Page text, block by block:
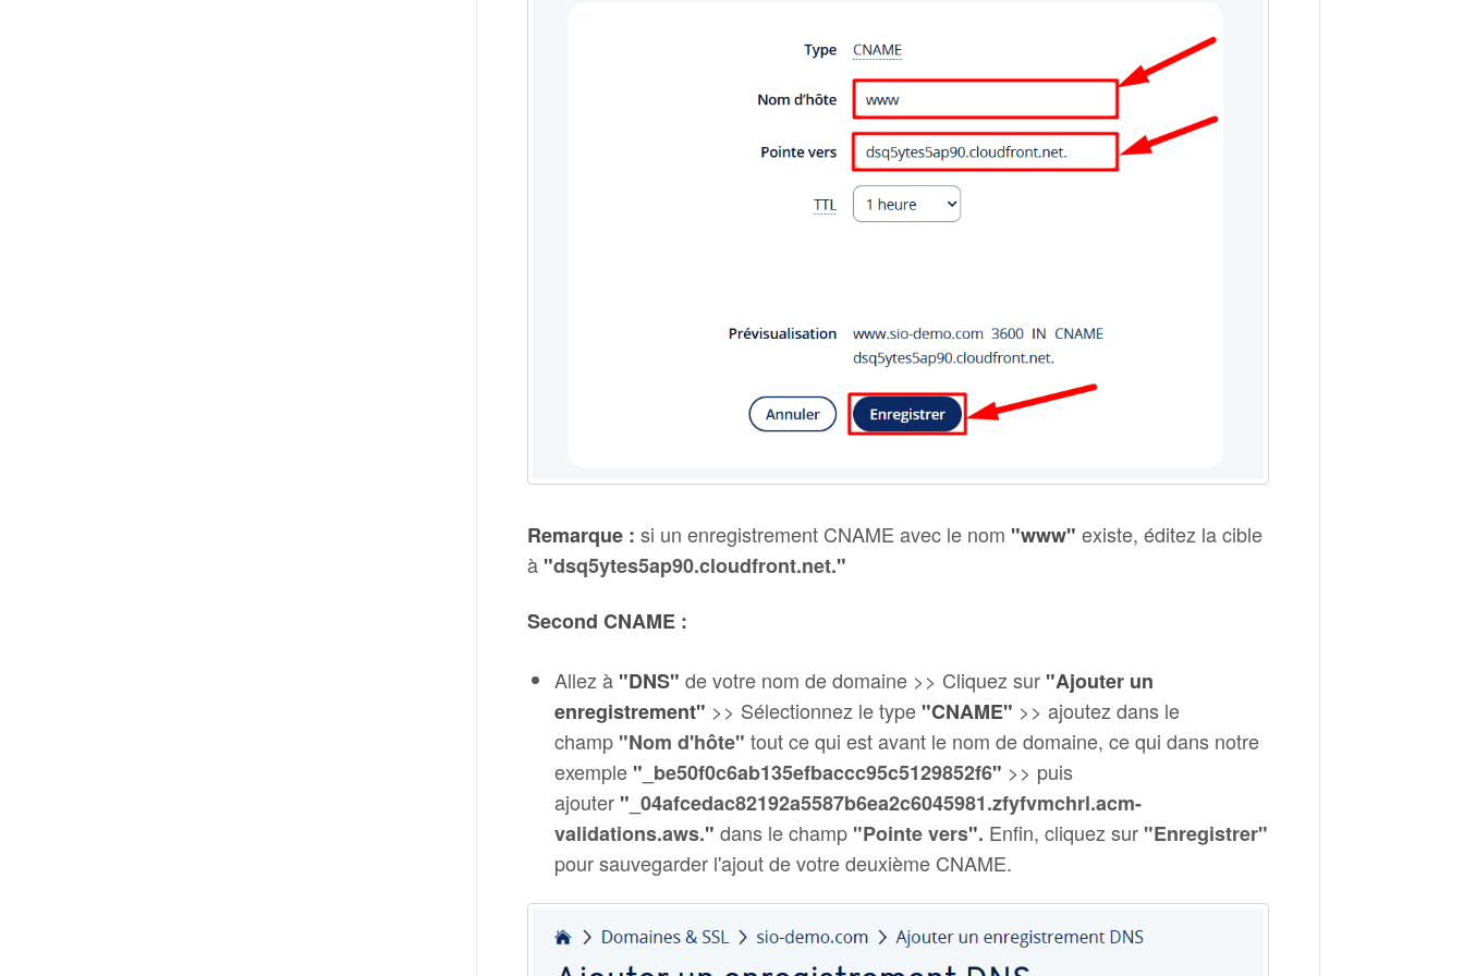
Remarque : si un enregistrement CNAME avec le nom "www" existe, éditez la cible
à "dsq5ytes5ap90.cloudfront.net."
Second CNAME :
Allez à "DNS" de votre nom de domaine >> Cliquez sur "Ajouter un
enregistrement" >> Sélectionnez le type "CNAME" >> ajoutez dans le
champ "Nom d'hôte" tout ce qui est avant le nom de domaine, ce qui dans notre
exemple " _be50f0c6ab135efbaccc95c5129852f6" >> puis
ajouter " _04afcedac82192a5587b6ea2c6045981.zfyfvmchrl.acm-
validations.aws." dans le champ "Pointe vers". Enfin, cliquez sur "Enregistrer"
pour sauvegarder l'ajout de votre deuxième CNAME.